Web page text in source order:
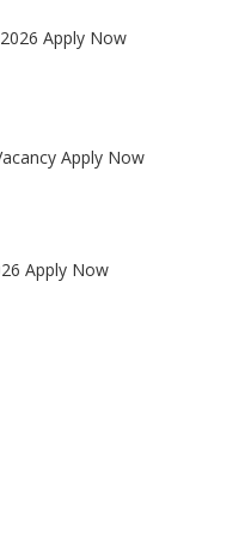
Apply Now
Apply Now
Apply Now